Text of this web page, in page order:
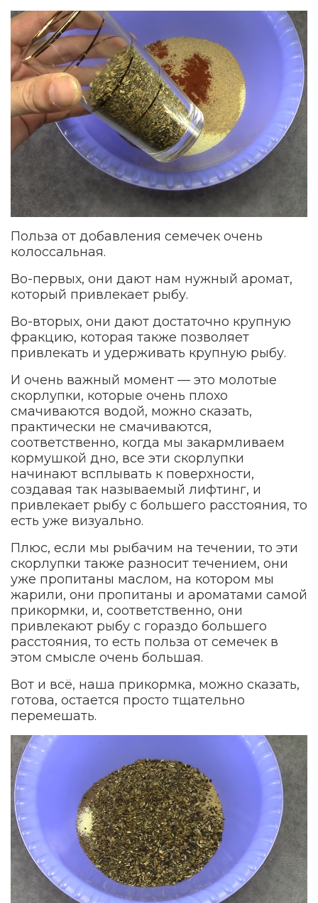
Польза от добавления семечек очень
колоссальная.
Во-первых, они дают нам нужный аромат,
который привлекает рыбу.
Во-вторых, они дают достаточно крупную
фракцию, которая также позволяет
привлекать и удерживать крупную рыбу.
И очень важный момент — это молотые
скорлупки, которые очень плохо
смачиваются водой, можно сказать,
практически не смачиваются,
соответственно, когда мы закармливаем
кормушкой дно, все эти скорлупки
начинают всплывать к поверхности,
создавая так называемый лифтинг, и
привлекает рыбу с большего расстояния, то
есть уже визуально.
Плюс, если мы рыбачим на течении, то эти
скорлупки также разносит течением, они
уже пропитаны маслом, на котором мы
жарили, они пропитаны и ароматами самой
прикормки, и, соответственно, они
привлекают рыбу с гораздо большего
расстояния, то есть польза от семечек в
этом смысле очень большая.
Вот и всё, наша прикормка, можно сказать,
готова, остается просто тщательно
перемешать.